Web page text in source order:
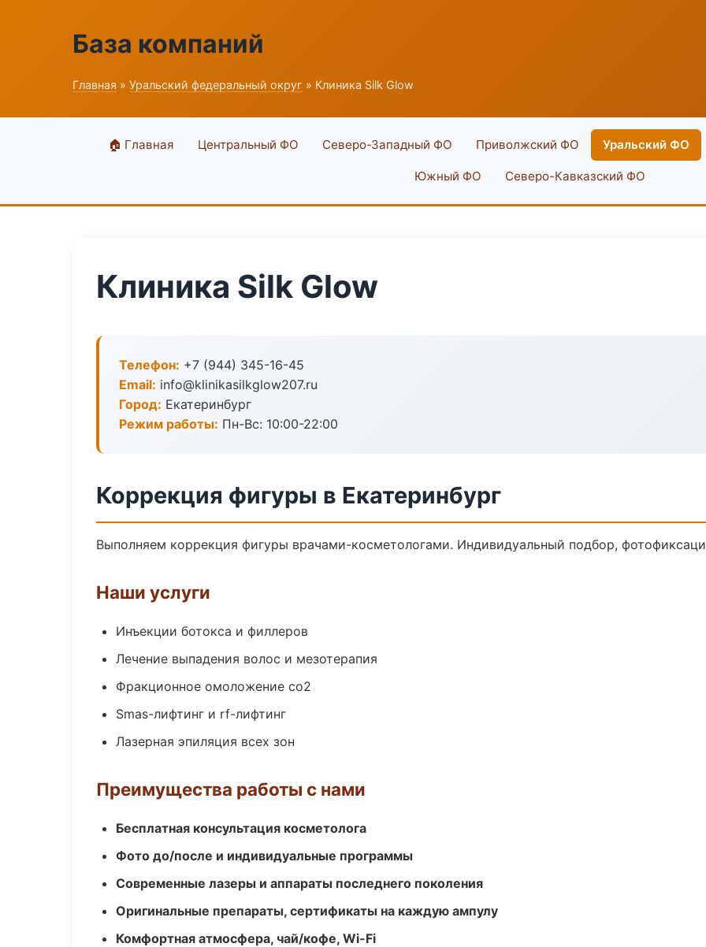
База компаний
Главная » Уральский федеральный округ » Клиника Silk Glow
🏠 Главная Центральный ФО Северо-Западный ФО Приволжский ФО Уральский ФО
Южный ФО Северо-Кавказский ФО
Клиника Silk Glow
Телефон: +7 (944) 345-16-45
Email: info@klinikasilkglow207.ru
Город: Екатеринбург
Режим работы: Пн-Вс: 10:00-22:00
Коррекция фигуры в Екатеринбург
Выполняем коррекция фигуры врачами-косметологами. Индивидуальный подбор,
Наши услуги
Инъекции ботокса и филлеров
Лечение выпадения волос и мезотерапия
Фракционное омоложение co2
Smas-лифтинг и rf-лифтинг
Лазерная эпиляция всех зон
Преимущества работы с нами
Бесплатная консультация косметолога
Фото до/после и индивидуальные программы
Современные лазеры и аппараты последнего поколения
Оригинальные препараты, сертификаты на каждую ампулу
Комфортная атмосфера, чай/кофе, Wi-Fi